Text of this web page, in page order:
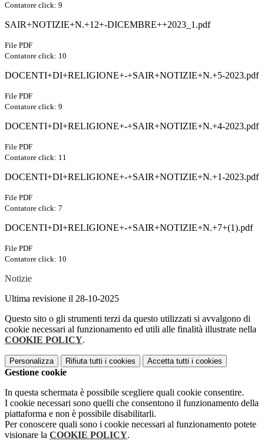
Contatore click: 9
SAIR+NOTIZIE+N.+12+-DICEMBRE++2023_1.pdf
File PDF
Contatore click: 10
DOCENTI+DI+RELIGIONE+-+SAIR+NOTIZIE+N.+5-2023.pdf
File PDF
Contatore click: 9
DOCENTI+DI+RELIGIONE+-+SAIR+NOTIZIE+N.+4-2023.pdf
File PDF
Contatore click: 11
DOCENTI+DI+RELIGIONE+-+SAIR+NOTIZIE+N.+1-2023.pdf
File PDF
Contatore click: 7
DOCENTI+DI+RELIGIONE+-+SAIR+NOTIZIE+N.+7+(1).pdf
File PDF
Contatore click: 10
Notizie
Ultima revisione il 28-10-2025
Questo sito o gli strumenti terzi da questo utilizzati si avvalgono di
cookie necessari al funzionamento ed utili alle finalità illustrate nella
COOKIE POLICY.
Personalizza Rifiuta tutti i cookies Accetta tutti i cookies
Gestione cookie
In questa schermata è possibile scegliere quali cookie consentire.
I cookie necessari sono quelli che consentono il funzionamento della
piattaforma e non è possibile disabilitarli.
Per conoscere quali sono i cookie necessari al funzionamento potete
visionare la COOKIE POLICY.